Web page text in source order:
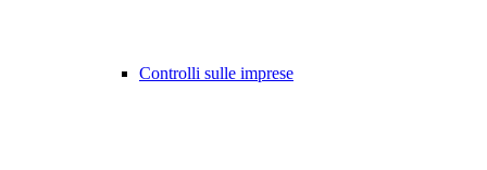
Controlli sulle imprese